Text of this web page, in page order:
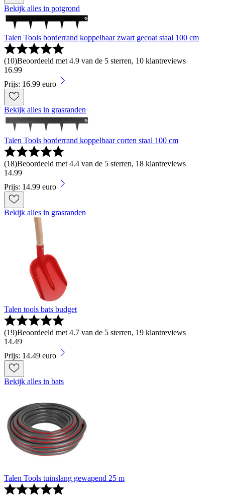
Bekijk alles in potgrond
Talen Tools borderrand koppelbaar zwart gecoat staal 100 cm
(10)Beoordeeld met 4.9 van de 5 sterren, 10 klantreviews
16.99
Prijs: 16.99 euro
Bekijk alles in grasranden
Talen Tools borderrand koppelbaar corten staal 100 cm
(18)Beoordeeld met 4.4 van de 5 sterren, 18 klantreviews
14.99
Prijs: 14.99 euro
Bekijk alles in grasranden
Talen tools bats budget
(19)Beoordeeld met 4.7 van de 5 sterren, 19 klantreviews
14.49
Prijs: 14.49 euro
Bekijk alles in bats
Talen Tools tuinslang gewapend 25 m